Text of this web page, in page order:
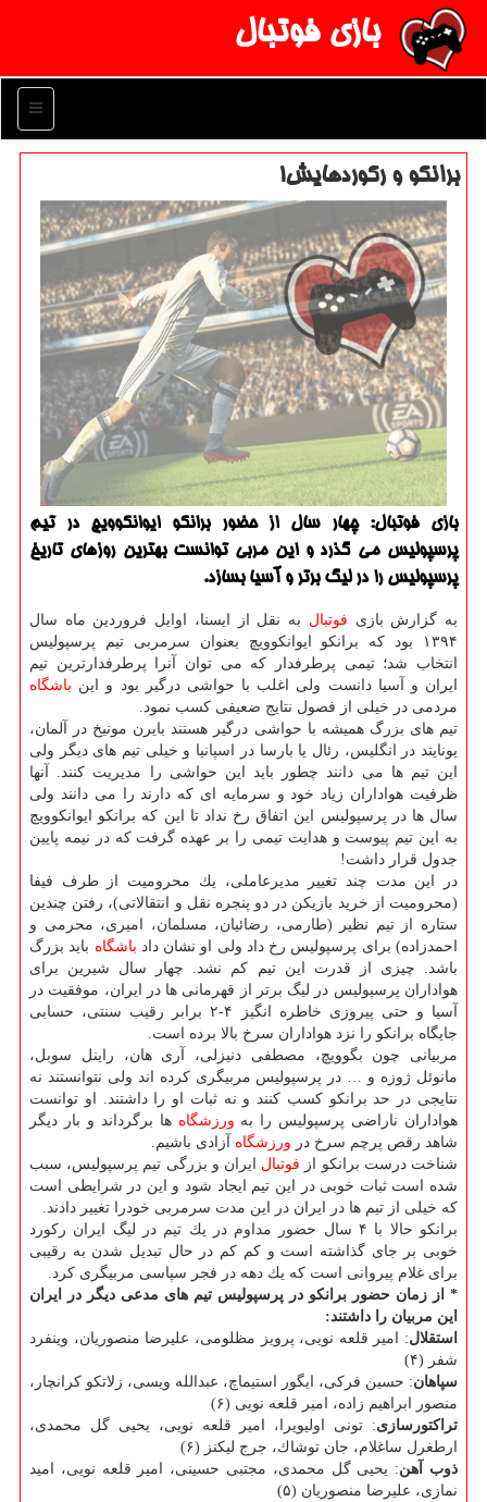
بازی فوتبال
منو
برانكو و ركوردهایش!
بازی فوتبال: چهار سال از حضور برانكو ایوانكوویچ در تیم
پرسپولیس می گذرد و این مربی توانست بهترین روزهای تاریخ
پرسپولیس را در لیگ برتر و آسیا بسازد.
به گزارش بازی فوتبال به نقل از ایسنا، اوایل فروردین ماه سال
۱۳۹۴ بود كه برانكو ایوانكوویچ بعنوان سرمربی تیم پرسپولیس
انتخاب شد؛ تیمی پرطرفدار كه می توان آنرا پرطرفدارترین تیم
ایران و آسیا دانست ولی اغلب با حواشی درگیر بود و این باشگاه
مردمی در خیلی از فصول نتایج ضعیفی كسب نمود.
تیم های بزرگ همیشه با حواشی درگیر هستند بایرن مونیخ در آلمان،
یونایتد در انگلیس، رئال یا بارسا در اسپانیا و خیلی تیم های دیگر ولی
این تیم ها می دانند چطور باید این حواشی را مدیریت كنند. آنها
ظرفیت هواداران زیاد خود و سرمایه ای كه دارند را می دانند ولی
سال ها در پرسپولیس این اتفاق رخ نداد تا این كه برانكو ایوانكوویچ
به این تیم پیوست و هدایت تیمی را بر عهده گرفت كه در نیمه پایین
جدول قرار داشت!
در این مدت چند تغییر مدیرعاملی، یك محرومیت از طرف فیفا
(محرومیت از خرید بازیكن در دو پنجره نقل و انتقالاتی)، رفتن چندین
ستاره از تیم نظیر (طارمی، رضائیان، مسلمان، امیری، محرمی و
احمدزاده) برای پرسپولیس رخ داد ولی او نشان داد باشگاه باید بزرگ
باشد. چیزی از قدرت این تیم كم نشد. چهار سال شیرین برای
هواداران پرسپولیس در لیگ برتر از قهرمانی ها در ایران، موفقیت در
آسیا و حتی پیروزی خاطره انگیز ۴-۲ برابر رقیب سنتی، حسابی
جایگاه برانكو را نزد هواداران سرخ بالا برده است.
مربیانی چون بگوویچ، مصطفی دنیزلی، آری هان، راینل سوبل،
مانوئل ژوزه و … در پرسپولیس مربیگری كرده اند ولی نتوانستند نه
نتایجی در حد برانكو كسب كنند و نه ثبات او را داشتند. او توانست
هواداران ناراضی پرسپولیس را به ورزشگاه ها برگرداند و بار دیگر
شاهد رقص پرچم سرخ در ورزشگاه آزادی باشیم.
شناخت درست برانكو از فوتبال ایران و بزرگی تیم پرسپولیس، سبب
شده است ثبات خوبی در این تیم ایجاد شود و این در شرایطی است
كه خیلی از تیم ها در ایران در این مدت سرمربی خودرا تغییر دادند.
برانكو حالا با ۴ سال حضور مداوم در یك تیم در لیگ ایران ركورد
خوبی بر جای گذاشته است و كم كم در حال تبدیل شدن به رقیبی
برای غلام پیروانی است كه یك دهه در فجر سپاسی مربیگری كرد.
* از زمان حضور برانكو در پرسپولیس تیم های مدعی دیگر در ایران
این مربیان را داشتند:
استقلال: امیر قلعه نویی، پرویز مظلومی، علیرضا منصوریان، وینفرد
شفر (۴)
سپاهان: حسین فركی، ایگور استیماچ، عبدالله ویسی، زلاتكو كرانچار،
منصور ابراهیم زاده، امیر قلعه نویی (۶)
تراكتورسازی: تونی اولیویرا، امیر قلعه نویی، یحیی گل محمدی،
ارطغرل ساغلام، جان توشاك، جرج لیكنز (۶)
ذوب آهن: یحیی گل محمدی، مجتبی حسینی، امیر قلعه نویی، امید
نمازی، علیرضا منصوریان (۵)